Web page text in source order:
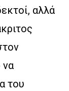
αλλά
να
του